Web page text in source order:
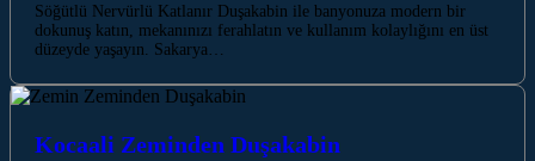
Söğütlü Nervürlü Katlanır Duşakabin ile banyonuza modern bir
dokunuş katın, mekanınızı ferahlatın ve kullanım kolaylığını en üst
düzeyde yaşayın. Sakarya…
Kocaali Zeminden Duşakabin